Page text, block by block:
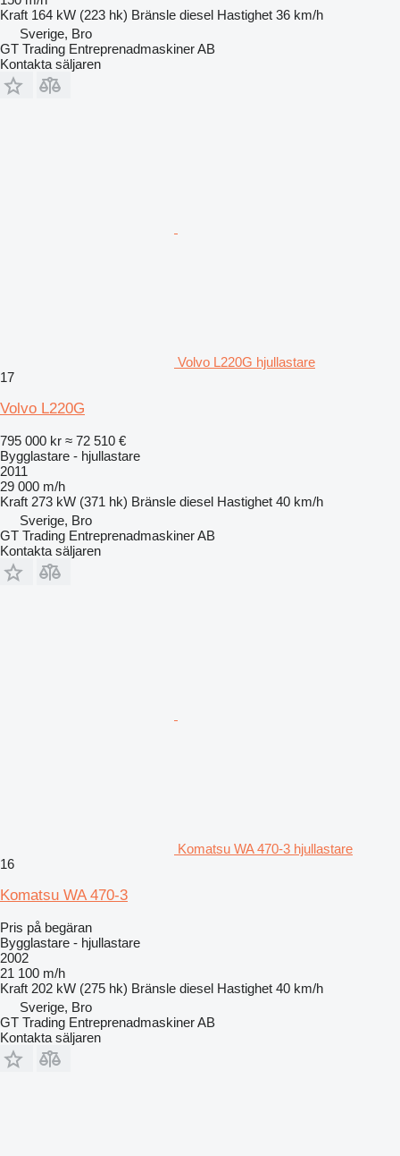
Kraft 164 kW (223 hk) Bränsle diesel Hastighet 36 km/h
Sverige, Bro
GT Trading Entreprenadmaskiner AB
Kontakta säljaren
Volvo L220G hjullastare
17
Volvo L220G
795 000 kr ≈ 72 510 €
Bygglastare - hjullastare
2011
29 000 m/h
Kraft 273 kW (371 hk) Bränsle diesel Hastighet 40 km/h
Sverige, Bro
GT Trading Entreprenadmaskiner AB
Kontakta säljaren
Komatsu WA 470-3 hjullastare
16
Komatsu WA 470-3
Pris på begäran
Bygglastare - hjullastare
2002
21 100 m/h
Kraft 202 kW (275 hk) Bränsle diesel Hastighet 40 km/h
Sverige, Bro
GT Trading Entreprenadmaskiner AB
Kontakta säljaren